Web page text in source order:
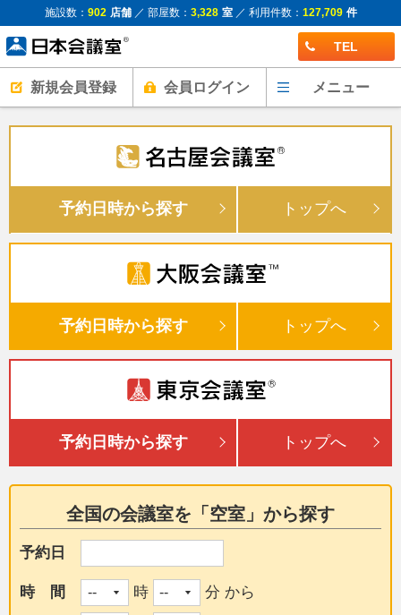
施設数： 902 店舗／ 部屋数： 3,328 室／ 利用件数： 127,709 件
TEL
新規会員登録 会員ログイン メニュー
予約日時から探す トップへ
予約日時から探す トップへ
予約日時から探す トップへ
全国の会議室を「空室」から探す
予約日
時 間 時
分 から